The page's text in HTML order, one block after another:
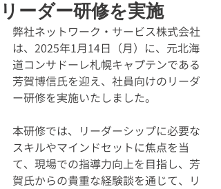
リーダー研修を実施
弊社ネットワーク・サービス株式会社
は、2025年1月14日（月）に、元北海
道コンサドーレ札幌キャプテンである
芳賀博信氏を迎え、社員向けのリーダ
ー研修を実施いたしました。
本研修では、リーダーシップに必要な
スキルやマインドセットに焦点を当
て、現場での指導力向上を目指し、芳
賀氏からの貴重な経験談を通じて、リ